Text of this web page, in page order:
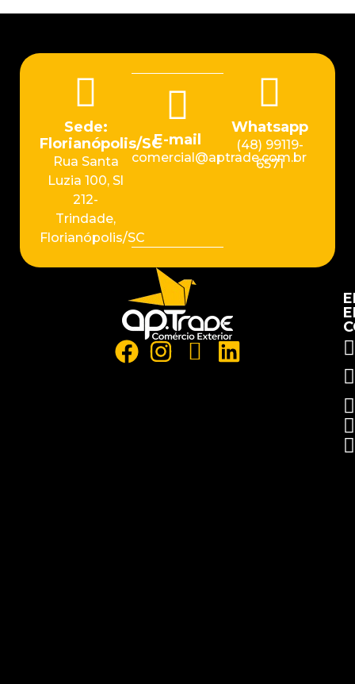
Sede:
Florianópolis/SC
Rua Santa
Luzia 100, Sl
212-
Trindade,
Florianópolis/SC
E-mail
comercial@aptrade.com.br
Whatsapp
(48) 99119-
6571